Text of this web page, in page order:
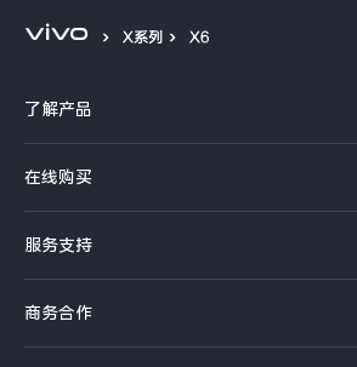
X系列 X6
了解产品
S系列
Y系列
iQOO手机
在线购买
选购手机
选购配件
服务支持
服务网点
商务合作